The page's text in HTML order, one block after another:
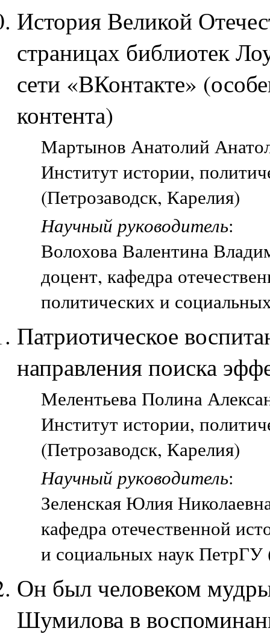
История Великой
страницах библиотек
сети «ВКонтакте»
контента)
Мартынов Анатолий
Институт истории,
(Петрозаводск, Карелия)
Научный руководитель:
Волохова Валентина
доцент, кафедра
политических и
Патриотическое
направления поиска
Мелентьева Полина
Институт истории,
(Петрозаводск, Карелия)
Научный руководитель:
Зеленская Юлия
кафедра отечественной
и социальных наук ПетрГУ
Он был человеком
Шумилова в